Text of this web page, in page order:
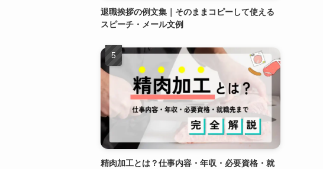
退職挨拶の例文集｜そのままコピーして使える
スピーチ・メール文例
精肉加工とは？仕事内容・年収・必要資格・就